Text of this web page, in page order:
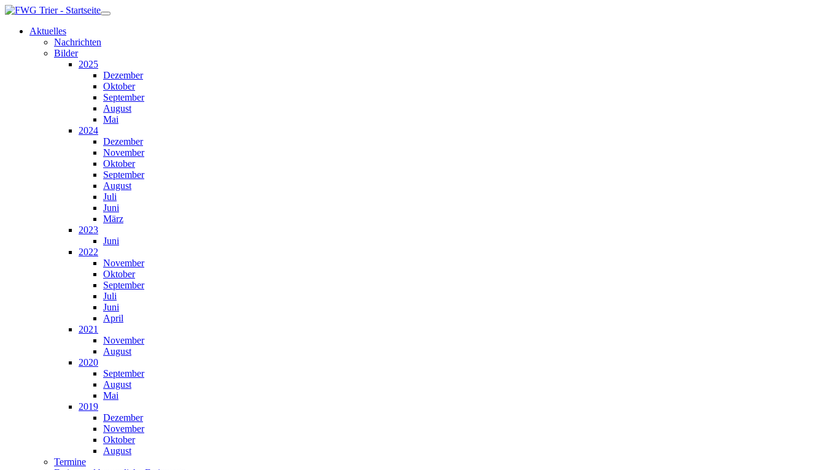
Aktuelles
Nachrichten
Bilder
2025
Dezember
Oktober
September
August
Mai
2024
Dezember
November
Oktober
September
August
Juli
Juni
März
2023
Juni
2022
November
Oktober
September
Juli
Juni
April
2021
November
August
2020
September
August
Mai
2019
Dezember
November
Oktober
August
Termine